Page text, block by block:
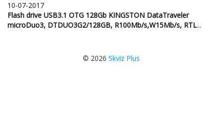
10-07-2017
Flash drive USB3.1 OTG 128Gb KINGSTON DataTraveler
microDuo3, DTDUO3G2/128GB, R100Mb/s,W15Mb/s, RTL...
© 2026 Skviz Plus